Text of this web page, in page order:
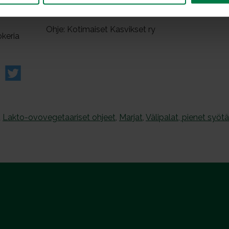
Ohje: Kotimaiset Kasvikset ry
Lakto-ovovegetaariset ohjeet, Marjat, Välipalat, pienet